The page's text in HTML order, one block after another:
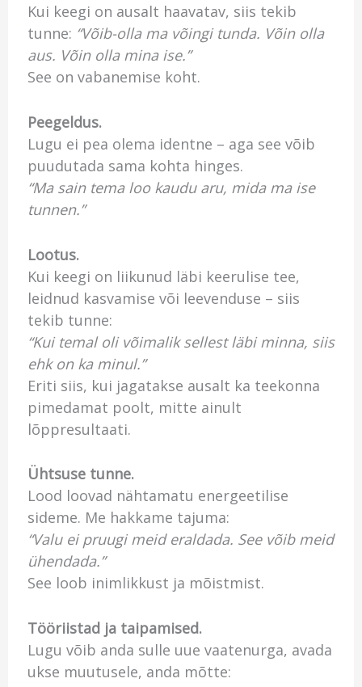
Kui keegi on ausalt haavatav, siis tekib
tunne: “Võib-olla ma võingi tunda. Võin olla
aus. Võin olla mina ise.”
See on vabanemise koht.
Peegeldus.
Lugu ei pea olema identne – aga see võib
puudutada sama kohta hinges.
“Ma sain tema loo kaudu aru, mida ma ise
tunnen.”
Lootus.
Kui keegi on liikunud läbi keerulise tee,
leidnud kasvamise või leevenduse – siis
tekib tunne:
“Kui temal oli võimalik sellest läbi minna, siis
ehk on ka minul.”
Eriti siis, kui jagatakse ausalt ka teekonna
pimedamat poolt, mitte ainult
lõppresultaati.
Ühtsuse tunne.
Lood loovad nähtamatu energeetilise
sideme. Me hakkame tajuma:
“Valu ei pruugi meid eraldada. See võib meid
ühendada.”
See loob inimlikkust ja mõistmist.
Tööriistad ja taipamised.
Lugu võib anda sulle uue vaatenurga, avada
ukse muutusele, anda mõtte: